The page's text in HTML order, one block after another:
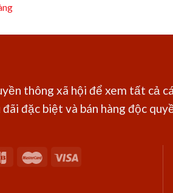
thông xã hội để xem tất cả
đặc biệt và bán hàng độc